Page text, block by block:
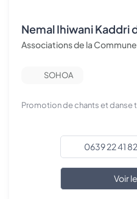
Nemal Ihiwani Kaddri
Associations de la
SOHOA
Promotion de chants et danse
0639 22 41 82
Voir